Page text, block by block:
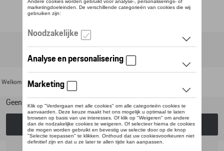
Toggle navigation
Welkom >Voor uw Porsche >
Geen model geselecteerd (Alles weergeven)
Kies een model